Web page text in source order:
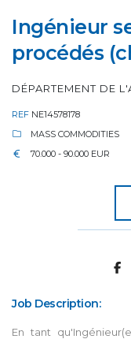
Ingénieur
procédés
DÉPARTEMENT DE
REF NE14578178
MASS COMMODITIES
70.000 - 90.000 EUR
Job Description:
En tant